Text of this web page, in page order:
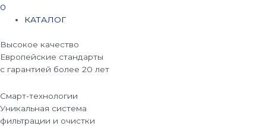
0
КАТАЛОГ
Высокое качество
Европейские стандарты
с гарантией более 20 лет
Смарт-технологии
Уникальная система
фильтрации и очистки